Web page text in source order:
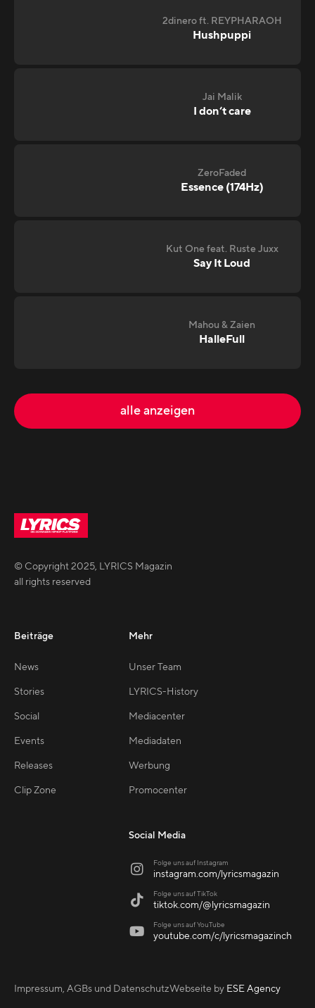
2dinero ft. REYPHARAOH
Hushpuppi
Jai Malik
I don‘t care
ZeroFaded
Essence (174Hz)
Kut One feat. Ruste Juxx
Say It Loud
Mahou & Zaien
HalleFull
alle anzeigen
© Copyright2025, LYRICS Magazin
all rights reserved
Beiträge
News
Stories
Social
Events
Releases
Clip Zone
Mehr
Unser Team
LYRICS-History
Mediacenter
Mediadaten
Werbung
Promocenter
Social Media
 Folge uns auf Instagram
instagram.com/lyricsmagazin
 Folge uns auf TikTok
tiktok.com/@lyricsmagazin
 Folge uns auf YouTube
youtube.com/c/lyricsmagazinch
Impressum, AGBs und DatenschutzWebseite by ESE Agency